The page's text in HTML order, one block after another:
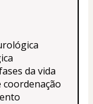
da vida
coordenação